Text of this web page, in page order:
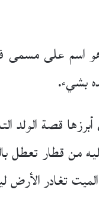
اسم على
بشيء.
قصة
من قطار تعطل
الميت تغادر